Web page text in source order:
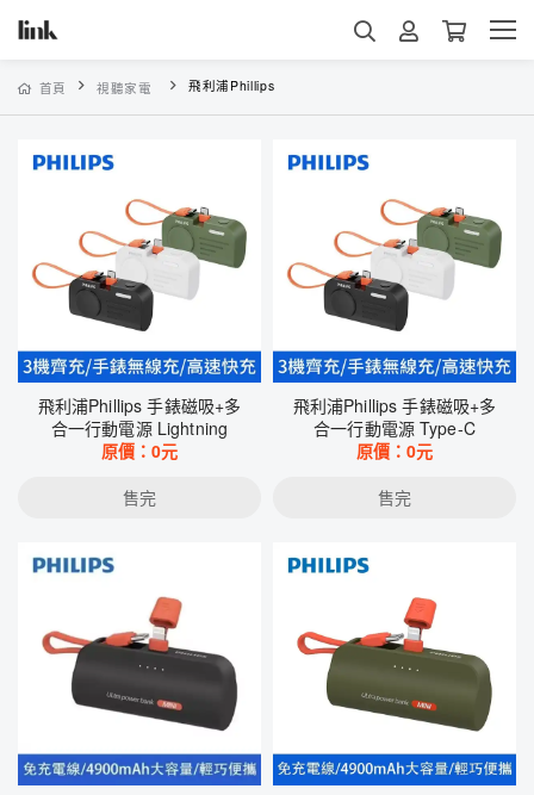
首頁 視聽家電 飛利浦Phillips
飛利浦Phillips 手錶磁吸+多
合一行動電源 Lightning
原價：0元
售完
飛利浦Phillips 手錶磁吸+多
合一行動電源 Type-C
原價：0元
售完